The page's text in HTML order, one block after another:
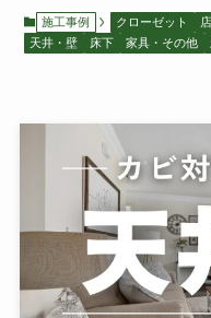
施工事例 クローゼット
天井・壁
床下 家具・その他